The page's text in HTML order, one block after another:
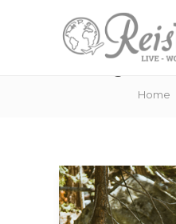
Home